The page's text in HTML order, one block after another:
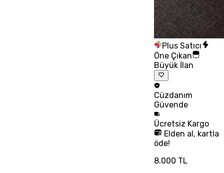
Plus Satıcı
Öne Çıkan
Büyük İlan
Cüzdanım
Güvende
Ücretsiz Kargo
Elden al, kartla
öde!
8.000 TL